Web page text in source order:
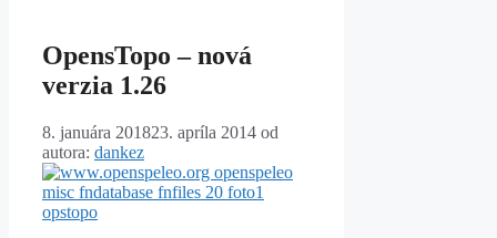
OpensTopo – nová
verzia 1.26
8. januára 201823. apríla 2014 od
autora: dankez